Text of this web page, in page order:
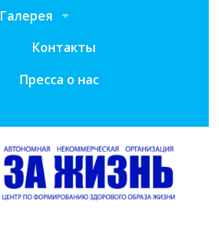
Галерея
Контакты
Пресса о нас